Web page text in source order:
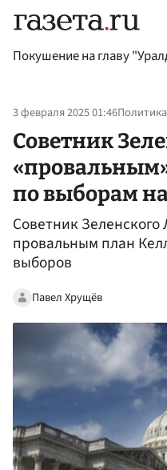
Покушение на главу
3 февраля 2025 01:46Политика
Советник
по выборам
Советник
провальным план
выборов
Павел Хрущёв